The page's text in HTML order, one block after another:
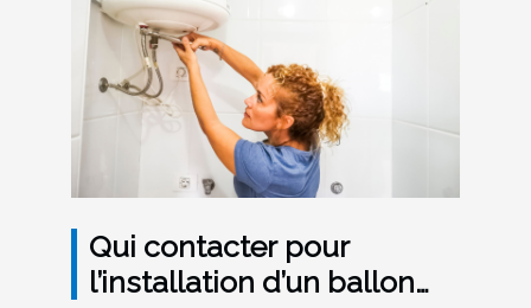
Qui contacter pour
l’installation d’un ballon